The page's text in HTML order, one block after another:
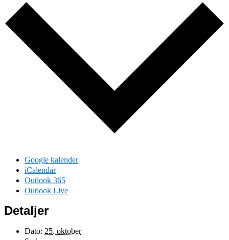
Google kalender
iCalendar
Outlook 365
Outlook Live
Detaljer
Dato: 25. oktober